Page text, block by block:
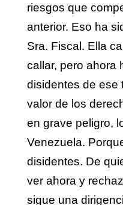
riesgos que
anterior. Eso ha
Sra. Fiscal. Ella
callar, pero ahora
disidentes de ese
valor de los
en grave peligro,
Venezuela.
disidentes. De
ver ahora y
sigue una